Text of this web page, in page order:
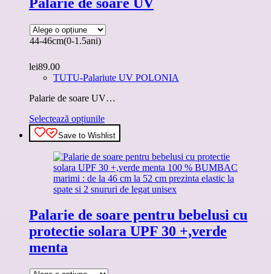
Opțiunile
fi
alese
44-46cm(0-1.5ani)
lei89.00
TUTU-Palariute UV POLONIA
Palarie de soare UV…
Selectează opțiunileAcest
produs
are
multe
variații.
Opțiunile
pot
alese
pagina
Save to Wishlist
Palarie de soare pentru bebelusi cu
protectie solara UPF 30 +,verde
menta